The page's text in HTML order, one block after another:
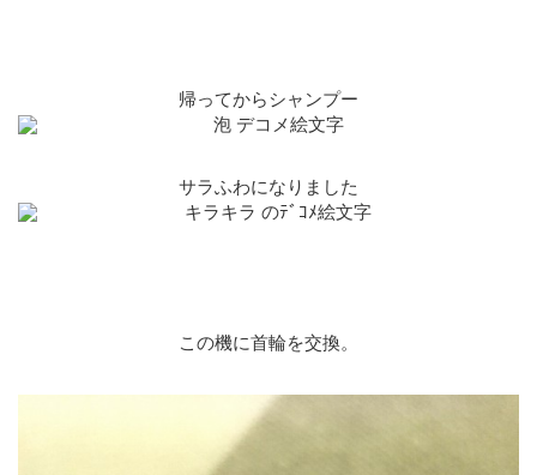
帰ってからシャンプー
サラふわになりました
この機に首輪を交換。